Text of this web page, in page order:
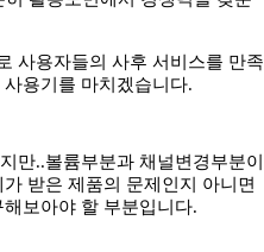
사용자들의 사후 서비스를 만족
용기를 마치겠습니다.
만..볼륨부분과 채널변경부분이
받은 제품의 문제인지 아니면
보아야 할 부분입니다.